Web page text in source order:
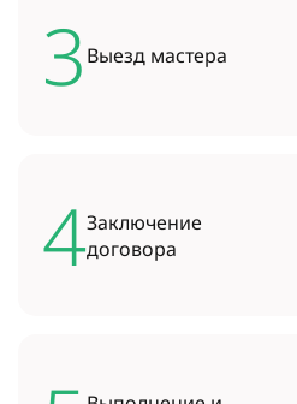
3 Выезд мастера
4Заключение
договора